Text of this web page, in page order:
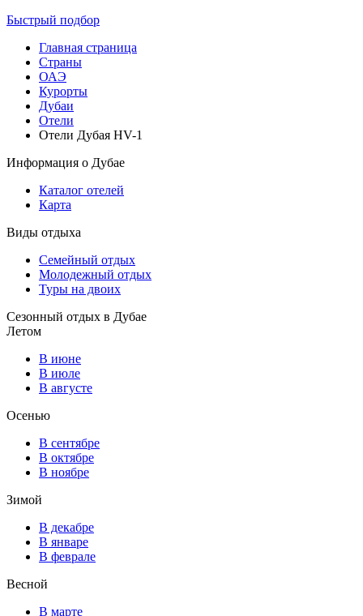
Быстрый подбор
Главная страница
Cтраны
ОАЭ
Курорты
Дубаи
Отели
Отели Дубая HV-1
Информация о Дубае
Каталог отелей
Карта
Виды отдыха
Семейный отдых
Молодежный отдых
Туры на двоих
Сезонный отдых в Дубае
Летом
В июне
В июле
В августе
Осенью
В сентябре
В октябре
В ноябре
Зимой
В декабре
В январе
В феврале
Весной
В марте